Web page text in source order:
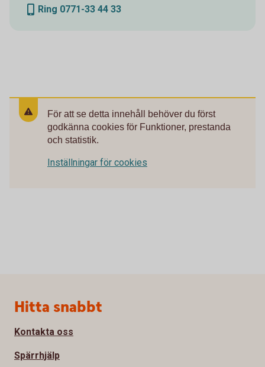
Ring 0771-33 44 33
För att se detta innehåll behöver du först
godkänna cookies för Funktioner, prestanda
och statistik.
Inställningar för cookies
Sidfot
Hitta snabbt
Kontakta oss
Spärrhjälp